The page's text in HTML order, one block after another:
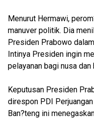
Menurut Hermawi,
manuver politik. Dia
Presiden Prabowo
Intinya Presiden ingin
pelayanan bagi nusa dan
Keputusan Presiden
direspon PDI
Ban?teng ini